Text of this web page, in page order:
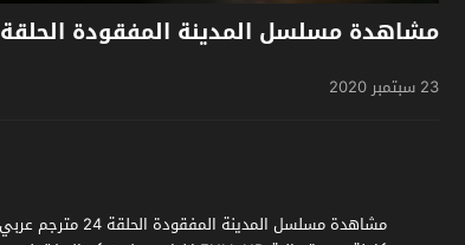
مشاهدة مسلسل المدينة المفقودة الحلقة 24 مترجم
23 سبتمبر 2020